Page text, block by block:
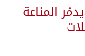
المناعة